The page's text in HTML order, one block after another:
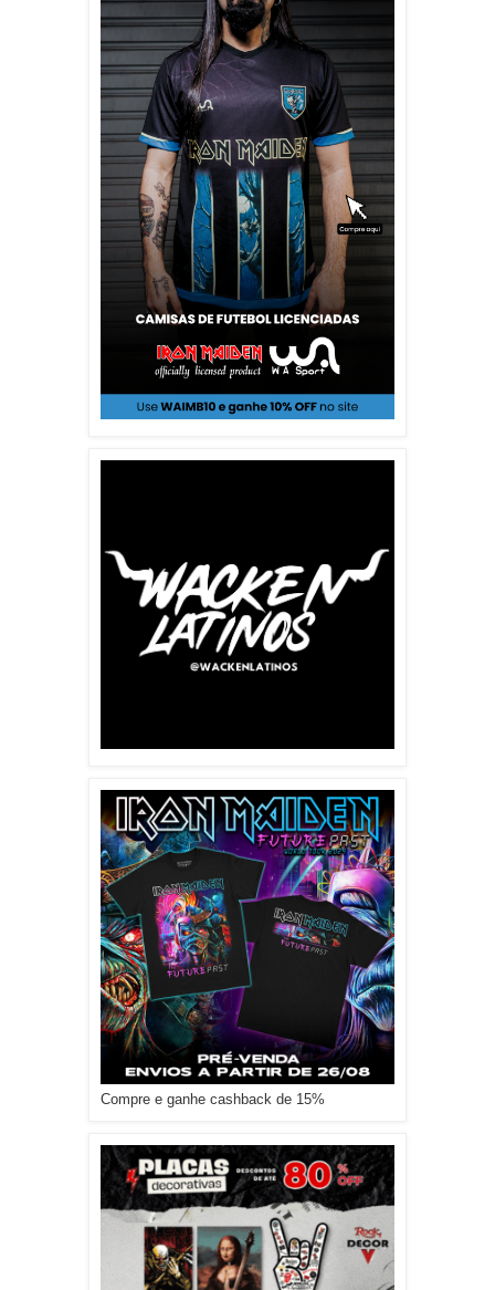
Compre e ganhe cashback de 15%